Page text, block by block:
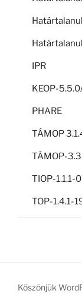
IPR
KEOP-
PHARE
TÁMOP
TÁMOP-
TIOP-
TOP-1.4.1-
Köszönjük